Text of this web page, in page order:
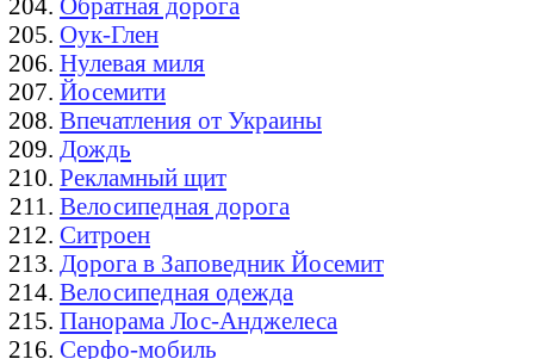
Оук-Глен
Нулевая миля
Йосемити
Впечатления от Украины
Дождь
Рекламный щит
Велосипедная дорога
Ситроен
Дорога в Заповедник Йосемит
Велосипедная одежда
Панорама Лос-Анджелеса
Серфо-мобиль